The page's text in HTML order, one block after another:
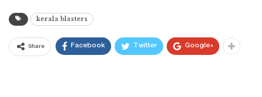
kerala blasters
Share Facebook Twitter Google+